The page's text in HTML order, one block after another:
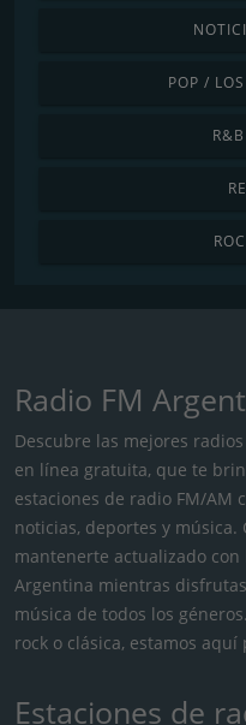
POP /
Radio FM
Descubre las mejores
en línea gratuita, que te
estaciones de radio FM/AM
noticias, deportes y
mantenerte actualizado
Argentina mientras
música de todos los
rock o clásica, estamos
Estaciones de